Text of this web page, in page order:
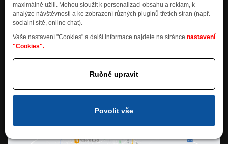
maximálně užili. Mohou sloužit k personalizaci obsahu a reklam, k
analýze návštěvnosti a ke zobrazení různých pluginů třetích stran (např.
socialní sítě, online chat).
Vaše nastavení "Cookies" a další informace najdete na stránce nastavení
"Cookies".
Ručně upravit
Povolit vše
Kde nás najdete